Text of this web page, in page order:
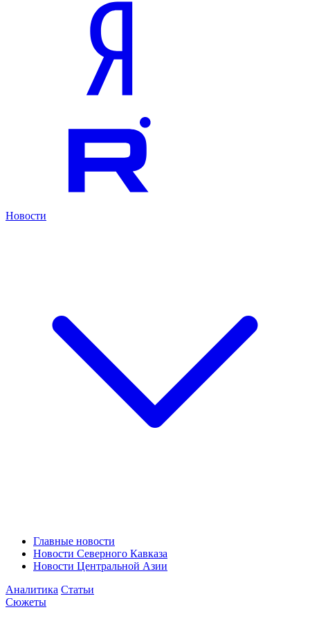
Новости
Главные новости
Новости Северного Кавказа
Новости Центральной Азии
Аналитика Статьи
Сюжеты